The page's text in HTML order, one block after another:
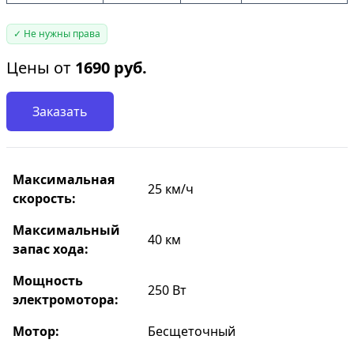
✓ Не нужны права
Цены от 1690 руб.
Заказать
Максимальная
скорость:
25 км/ч
Максимальный
запас хода:
40 км
Мощность
электромотора:
250 Вт
Мотор:
Бесщеточный